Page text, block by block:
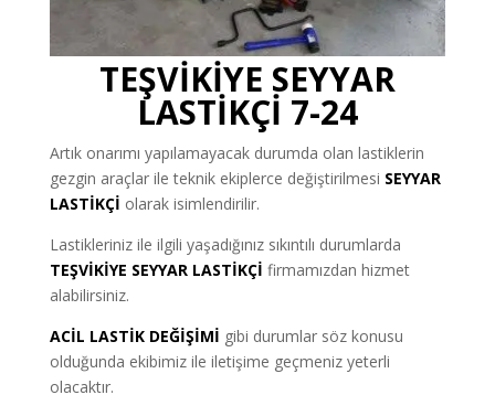
TEŞVİKİYE SEYYAR
LASTİKÇİ 7-24
Artık onarımı yapılamayacak durumda olan lastiklerin
gezgin araçlar ile teknik ekiplerce değiştirilmesi SEYYAR
LASTİKÇİ olarak isimlendirilir.
Lastikleriniz ile ilgili yaşadığınız sıkıntılı durumlarda
TEŞVİKİYE SEYYAR LASTİKÇİ firmamızdan hizmet
alabilirsiniz.
ACİL LASTİK DEĞİŞİMİ gibi durumlar söz konusu
olduğunda ekibimiz ile iletişime geçmeniz yeterli
olacaktır.